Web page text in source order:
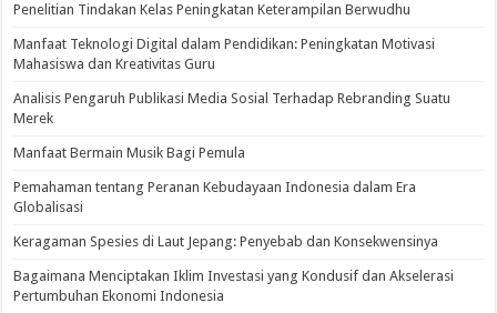
Penelitian Tindakan Kelas Peningkatan Keterampilan Berwudhu
Manfaat Teknologi Digital dalam Pendidikan: Peningkatan Motivasi
Mahasiswa dan Kreativitas Guru
Analisis Pengaruh Publikasi Media Sosial Terhadap Rebranding Suatu
Merek
Manfaat Bermain Musik Bagi Pemula
Pemahaman tentang Peranan Kebudayaan Indonesia dalam Era
Globalisasi
Keragaman Spesies di Laut Jepang: Penyebab dan Konsekwensinya
Bagaimana Menciptakan Iklim Investasi yang Kondusif dan Akselerasi
Pertumbuhan Ekonomi Indonesia